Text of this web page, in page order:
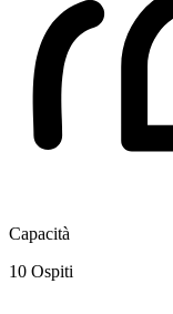
Capacità
10 Ospiti